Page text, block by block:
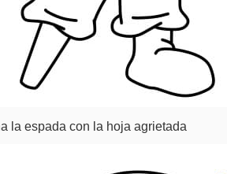
la espada con la hoja agrietada